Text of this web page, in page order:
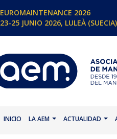
EUROMAINTENANCE 2026
23-25 JUNIO 2026, LULEÀ (SUECIA)
INICIO LA AEM ACTUALIDAD